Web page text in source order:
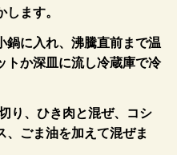
ます。
鍋に入れ、沸騰直前まで温
トか深皿に流し冷蔵庫で冷
り、ひき肉と混ぜ、コシ
、ごま油を加えて混ぜま